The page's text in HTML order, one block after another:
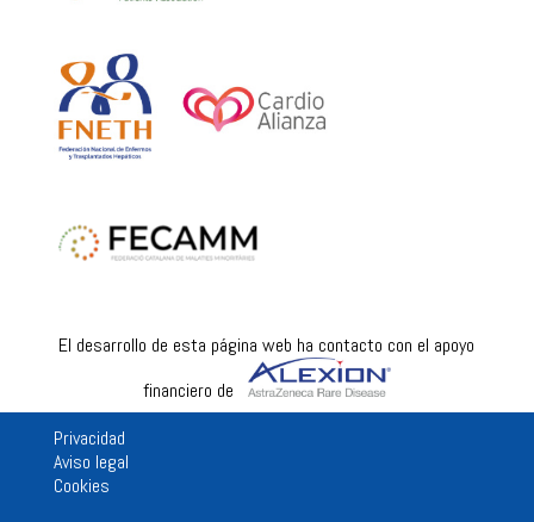
El desarrollo de esta página web ha contacto con el apoyo
financiero de
Privacidad
Aviso legal
Cookies